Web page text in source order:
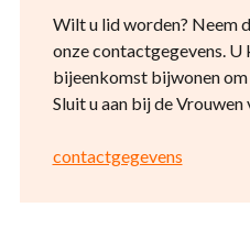
Wilt u lid worden? Neem
onze contactgegevens. U
bijeenkomst bijwonen om
Sluit u aan bij de Vrouwen
contactgegevens